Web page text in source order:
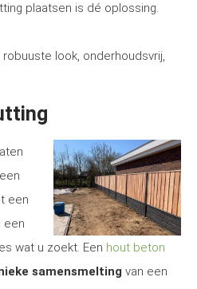
plaatsen is dé oplossing.
look, onderhoudsvrij,
een
een
wat u zoekt. Een hout beton
samensmelting van een